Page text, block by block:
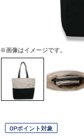
※画像はイメージです。
OPポイント対象